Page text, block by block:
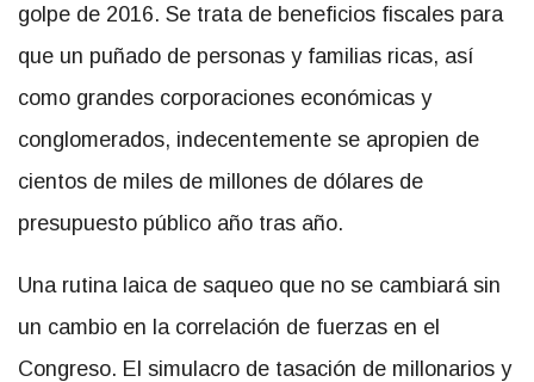
golpe de 2016. Se trata de beneficios fiscales para
que un puñado de personas y familias ricas, así
como grandes corporaciones económicas y
conglomerados, indecentemente se apropien de
cientos de miles de millones de dólares de
presupuesto público año tras año.
Una rutina laica de saqueo que no se cambiará sin
un cambio en la correlación de fuerzas en el
Congreso. El simulacro de tasación de millonarios y